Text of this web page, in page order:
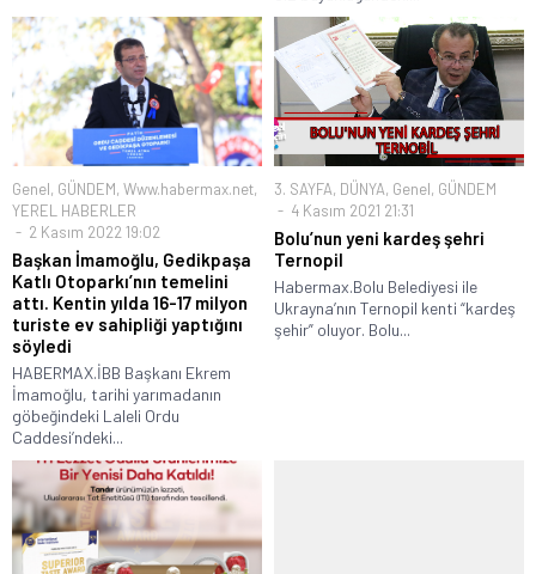
Genel, GÜNDEM, Www.habermax.net,
YEREL HABERLER
2 Kasım 2022 19:02
Başkan İmamoğlu, Gedikpaşa
Katlı Otoparkı’nın temelini
attı. Kentin yılda 16-17 milyon
turiste ev sahipliği yaptığını
söyledi
HABERMAX.İBB Başkanı Ekrem
İmamoğlu, tarihi yarımadanın
göbeğindeki Laleli Ordu
Caddesi’ndeki...
3. SAYFA, DÜNYA, Genel, GÜNDEM
4 Kasım 2021 21:31
Bolu’nun yeni kardeş şehri
Ternopil
Habermax.Bolu Belediyesi ile
Ukrayna’nın Ternopil kenti “kardeş
şehir” oluyor. Bolu...